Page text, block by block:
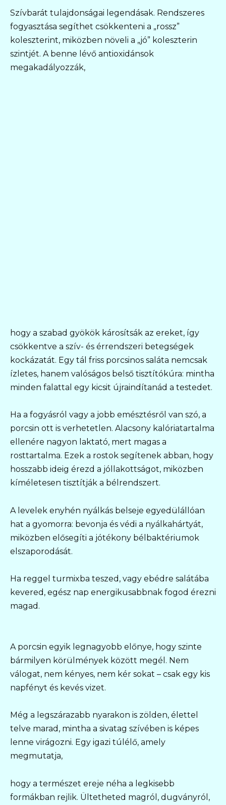
Szívbarát tulajdonságai legendásak. Rendszeres
fogyasztása segíthet csökkenteni a „rossz”
koleszterint, miközben növeli a „jó” koleszterin
szintjét. A benne lévő antioxidánsok
megakadályozzák,
hogy a szabad gyökök károsítsák az ereket, így
csökkentve a szív- és érrendszeri betegségek
kockázatát. Egy tál friss porcsinos saláta nemcsak
ízletes, hanem valóságos belső tisztítókúra: mintha
minden falattal egy kicsit újraindítanád a testedet.
Ha a fogyásról vagy a jobb emésztésről van szó, a
porcsin ott is verhetetlen. Alacsony kalóriatartalma
ellenére nagyon laktató, mert magas a
rosttartalma. Ezek a rostok segítenek abban, hogy
hosszabb ideig érezd a jóllakottságot, miközben
kíméletesen tisztítják a bélrendszert.
A levelek enyhén nyálkás belseje egyedülállóan
hat a gyomorra: bevonja és védi a nyálkahártyát,
miközben elősegíti a jótékony bélbaktériumok
elszaporodását.
Ha reggel turmixba teszed, vagy ebédre salátába
kevered, egész nap energikusabbnak fogod érezni
magad.
A porcsin egyik legnagyobb előnye, hogy szinte
bármilyen körülmények között megél. Nem
válogat, nem kényes, nem kér sokat – csak egy kis
napfényt és kevés vizet.
Még a legszárazabb nyarakon is zölden, élettel
telve marad, mintha a sivatag szívében is képes
lenne virágozni. Egy igazi túlélő, amely
megmutatja,
hogy a természet ereje néha a legkisebb
formákban rejlik. Ültetheted magról, dugványról,